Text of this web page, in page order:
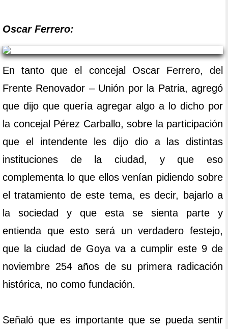
Oscar Ferrero:
En tanto que el concejal Oscar Ferrero, del
Frente Renovador – Unión por la Patria, agregó
que dijo que quería agregar algo a lo dicho por
la concejal Pérez Carballo, sobre la participación
que el intendente les dijo dio a las distintas
instituciones de la ciudad, y que eso
complementa lo que ellos venían pidiendo sobre
el tratamiento de este tema, es decir, bajarlo a
la sociedad y que esta se sienta parte y
entienda que esto será un verdadero festejo,
que la ciudad de Goya va a cumplir este 9 de
noviembre 254 años de su primera radicación
histórica, no como fundación.
Señaló que es importante que se pueda sentir